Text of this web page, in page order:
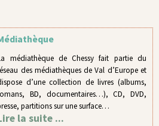
médiathèque de Chessy fait partie du
des médiathèques de Val d’Europe et
d’une collection de livres (albums,
BD, documentaires…), CD, DVD,
partitions sur une surface…
la suite ...